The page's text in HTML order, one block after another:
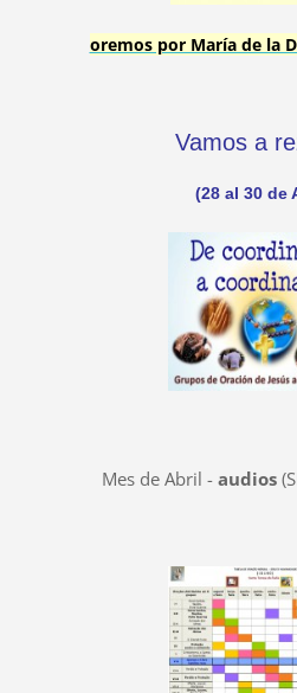
oremos por María de la
Vamos a
(28 al 30 de
Mes de Abril - audios